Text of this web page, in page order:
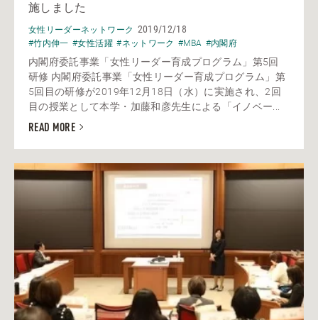
施しました
女性リーダーネットワーク 2019/12/18
#竹内伸一 #女性活躍 #ネットワーク #MBA #内閣府
内閣府委託事業「女性リーダー育成プログラム」第5回
研修 内閣府委託事業「女性リーダー育成プログラム」第
5回目の研修が2019年12月18日（水）に実施され、2回
目の授業として本学・加藤和彦先生による「イノベー...
READ MORE